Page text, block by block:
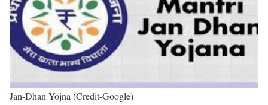
Jan-Dhan Yojna (Credit-Google)